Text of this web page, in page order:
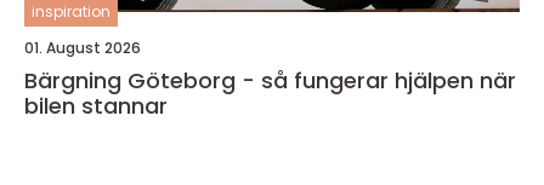
inspiration
01. August 2026
Bärgning Göteborg - så fungerar hjälpen när
bilen stannar